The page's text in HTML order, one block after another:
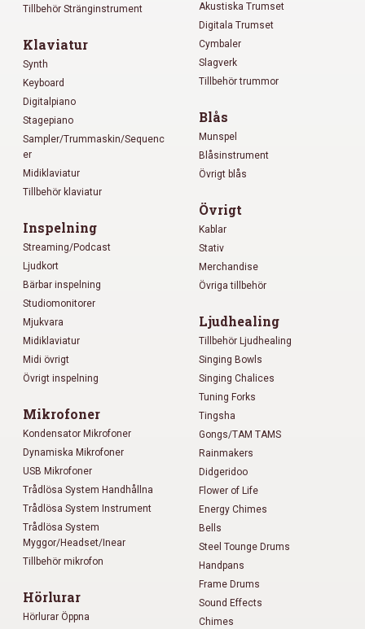
Tillbehör Stränginstrument
Klaviatur
Synth
Keyboard
Digitalpiano
Stagepiano
Sampler/Trummaskin/Sequenc
er
Midiklaviatur
Tillbehör klaviatur
Inspelning
Streaming/Podcast
Ljudkort
Bärbar inspelning
Studiomonitorer
Mjukvara
Midiklaviatur
Midi övrigt
Övrigt inspelning
Mikrofoner
Kondensator Mikrofoner
Dynamiska Mikrofoner
USB Mikrofoner
Trådlösa System Handhållna
Trådlösa System Instrument
Trådlösa System
Myggor/Headset/Inear
Tillbehör mikrofon
Hörlurar
Hörlurar Öppna
Akustiska Trumset
Digitala Trumset
Cymbaler
Slagverk
Tillbehör trummor
Blås
Munspel
Blåsinstrument
Övrigt blås
Övrigt
Kablar
Stativ
Merchandise
Övriga tillbehör
Ljudhealing
Tillbehör Ljudhealing
Singing Bowls
Singing Chalices
Tuning Forks
Tingsha
Gongs/TAM TAMS
Rainmakers
Didgeridoo
Flower of Life
Energy Chimes
Bells
Steel Tounge Drums
Handpans
Frame Drums
Sound Effects
Chimes